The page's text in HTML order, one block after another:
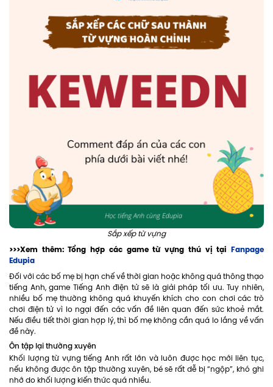
Sắp xếp từ vựng
>>>Xem thêm: Tổng hợp các game từ vựng thú vị tại Fanpage
Edupia
Đối với các bố mẹ bị hạn chế về thời gian hoặc không quá thông thạo
tiếng Anh, game Tiếng Anh điện tử sẽ là giải pháp tối ưu. Tuy nhiên,
nhiều bố mẹ thường không quá khuyến khích cho con chơi các trò
chơi điện tử vì lo ngại đến các vấn đề liên quan đến sức khoẻ mắt.
Nếu điều tiết thời gian hợp lý, thì bố mẹ không cần quá lo lắng về vấn
đề này.
Ôn tập lại thường xuyên
Khối lượng từ vựng tiếng Anh rất lớn và luôn được học mới liên tục,
nếu không được ôn tập thường xuyên, bé sẽ rất dễ bị “ngộp”, khó ghi
nhớ do khối lượng kiến thức quá nhiều.